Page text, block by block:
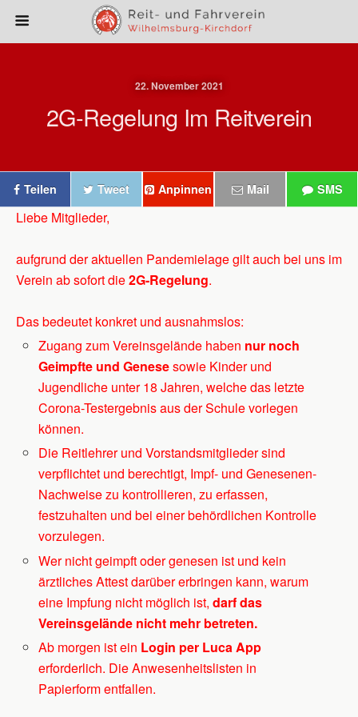
22. November 2021
2G-Regelung Im Reitverein
Teilen Tweet Anpinnen Mail SMS
Liebe Mitglieder,
aufgrund der aktuellen Pandemielage gilt auch bei uns im
Verein ab sofort die2G-Regelung.
Das bedeutet konkret und ausnahmslos:
Zugang zum Vereinsgelände haben nur noch
Geimpfte und Genesesowie Kinder und
Jugendliche unter 18 Jahren, welche das letzte
Corona-Testergebnis aus der Schule vorlegen
können.
Die Reitlehrer und Vorstandsmitglieder sind
verpflichtet und berechtigt, Impf- und Genesenen-
Nachweise zu kontrollieren, zu erfassen,
festzuhalten und bei einer behördlichen Kontrolle
vorzulegen.
Wer nicht geimpft oder genesen ist und kein
ärztliches Attest darüber erbringen kann, warum
eine Impfung nicht möglich ist,darf das
Vereinsgelände nicht mehr betreten.
Ab morgen ist ein Login per Luca App
erforderlich. Die Anwesenheitslisten in
Papierform entfallen.